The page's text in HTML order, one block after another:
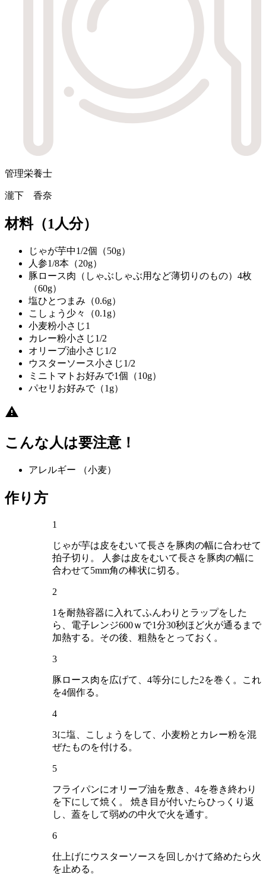
管理栄養士
瀧下 香奈
材料（1人分）
じゃが芋中1/2個（50g）
人参1/8本（20g）
豚ロース肉（しゃぶしゃぶ用など薄切りのもの） 4枚
（60g）
塩ひとつまみ（0.6g）
こしょう 少々（0.1g）
小麦粉小さじ1
カレー粉小さじ1/2
オリーブ油小さじ1/2
ウスターソース小さじ1/2
ミニトマト お好みで1個（10g）
パセリ お好みで（1g）
こんな人は要注意！
アレルギー （小麦）
作り方
1
じゃが芋は皮をむいて長さを豚肉の幅に合わせて
拍子切り。 人参は皮をむいて長さを豚肉の幅に
合わせて5mm角の棒状に切る。
2
1を耐熱容器に入れてふんわりとラップをした
ら、電子レンジ600ｗで1分30秒ほど火が通るまで
加熱する。その後、粗熱をとっておく。
3
豚ロース肉を広げて、4等分にした2を巻く。これ
を4個作る。
4
3に塩、こしょうをして、小麦粉とカレー粉を混
ぜたものを付ける。
5
フライパンにオリーブ油を敷き、4を巻き終わり
を下にして焼く。 焼き目が付いたらひっくり返
し、蓋をして弱めの中火で火を通す。
6
仕上げにウスターソースを回しかけて絡めたら火
を止める。